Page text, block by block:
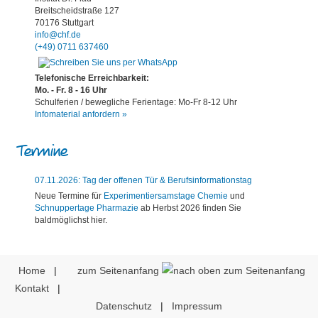
Breitscheidstraße 127
70176 Stuttgart
info@chf.de
(+49) 0711 637460
Telefonische Erreichbarkeit:
Mo. - Fr. 8 - 16 Uhr
Schulferien / bewegliche Ferientage: Mo-Fr 8-12 Uhr
Infomaterial anfordern »
Termine
07.11.2026: Tag der offenen Tür & Berufsinformationstag
Neue Termine für Experimentiersamstage Chemie und
Schnuppertage Pharmazie ab Herbst 2026 finden Sie
baldmöglichst hier.
zum Seitenanfang
Home
|
Kontakt
|
Datenschutz
| Impressum